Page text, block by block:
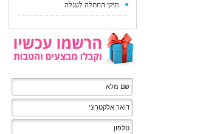
תיקי החתלה לעגלה